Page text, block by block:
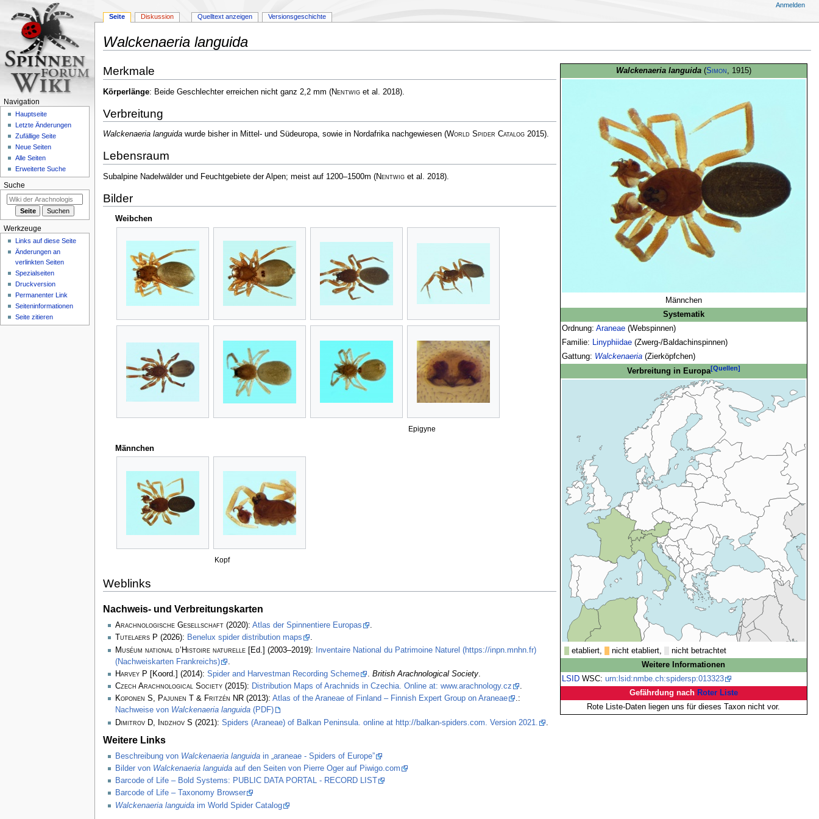
Walckenaeria languida
Navigation
springen
Suche
springen
Walckenaeria languida (Simon, 1915)
Männchen
Systematik
Ordnung: Araneae(Webspinnen)
Familie: Linyphiidae(Zwerg-/Baldachinspinnen)
Gattung: Walckenaeria(Zierköpfchen)
Verbreitung in Europa[Quellen]
etabliert, nicht etabliert,
nicht betrachtet
Weitere Informationen
LSIDWSC: urn:lsid:nmbe.ch:spidersp:013323
Gefährdung nach Roter Liste
Rote Liste-Daten liegen uns für dieses Taxon nicht vor.
Merkmale
Körperlänge: Beide Geschlechter erreichen nicht ganz 2,2 mm (Nentwiget al. 2018).
Verbreitung
Walckenaeria languidawurde bisher in Mittel- und Südeuropa, sowie in Nordafrika nachgewiesen (World Spider Catalog2015).
Lebensraum
Subalpine Nadelwälder und Feuchtgebiete der Alpen; meist auf 1200–1500m (Nentwiget al. 2018).
Bilder
Weibchen
Epigyne
Männchen
Kopf
Weblinks
Nachweis- und Verbreitungskarten
Arachnologische Gesellschaft(2020): Atlas der Spinnentiere Europas
.
Tutelaers P (2026): Benelux spider distribution maps
.
Muséum national d’Histoire naturelle[Ed.] (2003–2019):
Inventaire National du Patrimoine Naturel (https://inpn.mnhn.fr)
(Nachweiskarten Frankreichs)
Harvey P [Koord.] (2014): Spider and Harvestman Recording Scheme British Arachnological Society.
Czech Arachnological Society(2015): Distribution Maps of Arachnids in Czechia. Online at: www.arachnology.cz
.
Koponen S, Pajunen T & Fritzén NR(2013): Atlas of the Araneae of Finland – Finnish Expert Group on Araneae
.:
Nachweise von Walckenaeria languida(PDF)
Dimitrov D, Indzhov S (2021): Spiders (Araneae) of Balkan Peninsula. online at http://balkan-spiders.com. Version 2021.
Weitere Links
Beschreibung von Walckenaeria languidain „araneae - Spiders of Europe”
Bilder von Walckenaeria languidaauf den Seiten von Pierre Oger auf Piwigo.com
Barcode of Life – Bold Systems: PUBLIC DATA PORTAL - RECORD LIST
Barcode of Life – Taxonomy Browser
Walckenaeria languidaim World Spider Catalog
Seite Diskussion Quelltext anzeigen Versionsgeschichte
Anmelden
Navigation
Hauptseite
Letzte Änderungen
Zufällige Seite
Neue Seiten
Alle Seiten
Erweiterte Suche
Suche
Werkzeuge
Links auf diese Seite
Änderungen an
verlinkten Seiten
Spezialseiten
Druckversion
Permanenter Link
Seiten­­informationen
Seite zitieren